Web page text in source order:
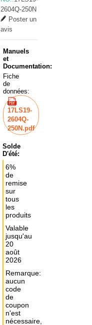
2604Q-250N
Poster un
avis
Manuels
et
Documentation:
Fiche
de
données:
17LS19-
2604Q-
250N.pdf
Solde
D'été:
6%
de
remise
sur
tous
les
produits
Valable
jusqu'au
20
août
2026
Remarque:
aucun
code
de
coupon
n'est
nécessaire,